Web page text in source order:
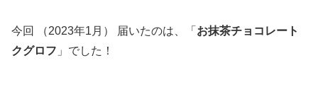
今回 （2023年1月） 届いたのは、「 お抹茶チョコレート
クグロフ 」でした！